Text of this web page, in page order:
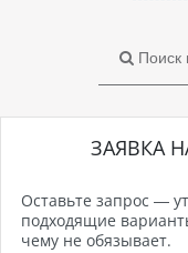
Поиск
ЗАЯВКА
Оставьте запрос —
подходящие
чему не обязывает.